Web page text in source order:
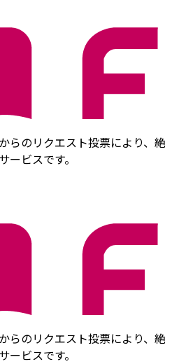
らのリクエスト投票により、絶
ービスです。
らのリクエスト投票により、絶
ービスです。